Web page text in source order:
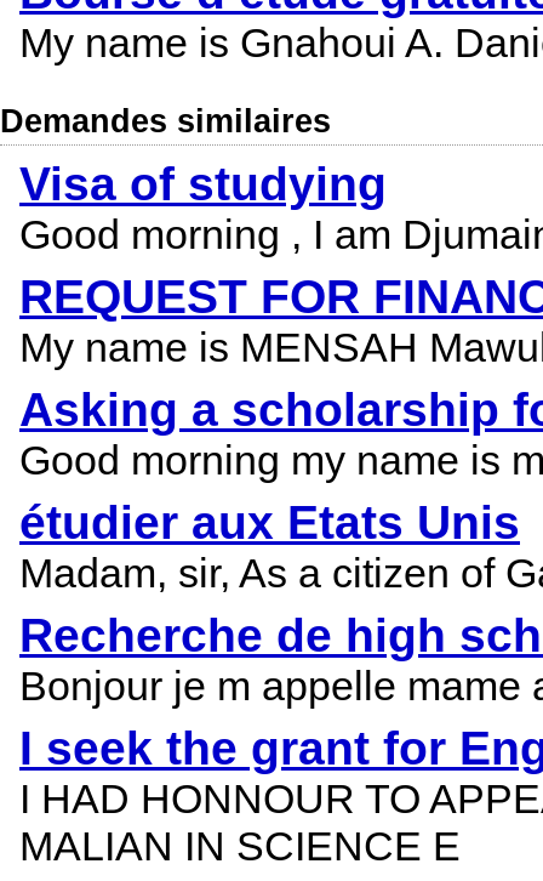
My name is Gnahoui A.
Demandes similaires
Visa of studying
Good morning , I am
REQUEST FOR
My name is MENSAH
Asking a scholarship
Good morning my name is
étudier aux Etats Unis
Madam, sir, As a citizen of
Recherche de high
Bonjour je m appelle mame
I seek the grant for
I HAD HONNOUR TO
MALIAN IN SCIENCE E